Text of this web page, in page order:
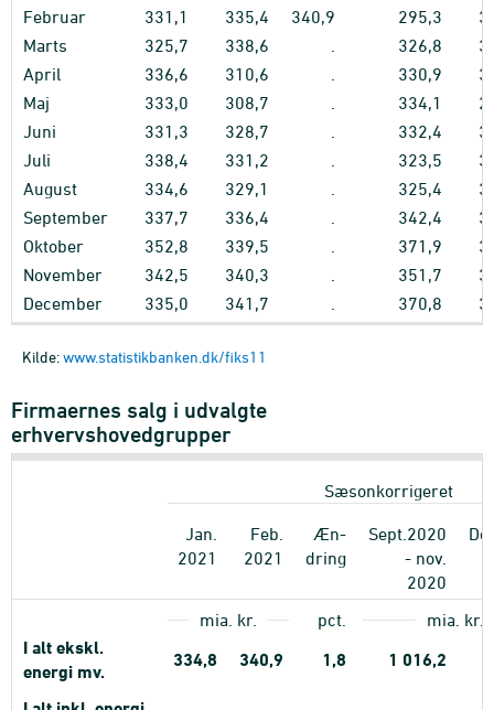
Februar
331,1 335,4 340,9 295,3
Marts
325,7 338,6 326,8
April
336,6 310,6 330,9
Maj
333,0 308,7 334,1
Juni
331,3 328,7 332,4
Juli
338,4 331,2 323,5
August
334,6 329,1 325,4
September
337,7 336,4 342,4
Oktober
352,8 339,5 371,9
November
342,5 340,3 351,7
December
335,0 341,7 370,8
Kilde:www.statistikbanken.dk/fiks11
Firmaernes salg i udvalgte
erhvervshovedgrupper
Sæsonkorrigeret
Jan.
2021
Feb.
2021
Æn-
dring
Sept.2020
- nov.
2020
mia. kr. pct. mia. kr.
I alt ekskl.
energi mv.
334,8 340,9 1,8 1 016,2